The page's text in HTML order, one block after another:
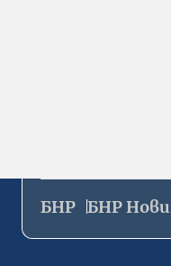
БНР БНР